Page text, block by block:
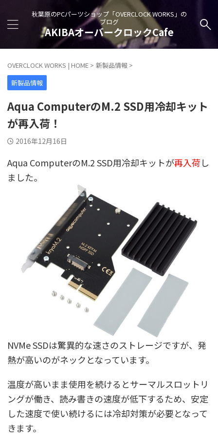
秋葉原のPCパーツショップ「OVERCLOCK WORKS」の
ブログ
AKIBAオーバークロックCafe
OVERCLOCK WORKS | HOME > 新製品情報 >
新製品情報
Aqua ComputerのM.2 SSD用冷却キット
が再入荷！
2016年12月16日
Aqua ComputerのM.2 SSD用冷却キットが再入荷し
ました。
NVMe SSDは驚異的な速さのストレージですが、発
熱が高いのがネックとなっています。
温度が高いまま使用を続けるとサーマルスロットリ
ングが働き、読み書きの速度が低下するため、安定
した速度で使い続けるには冷却対策が必要となって
きます。